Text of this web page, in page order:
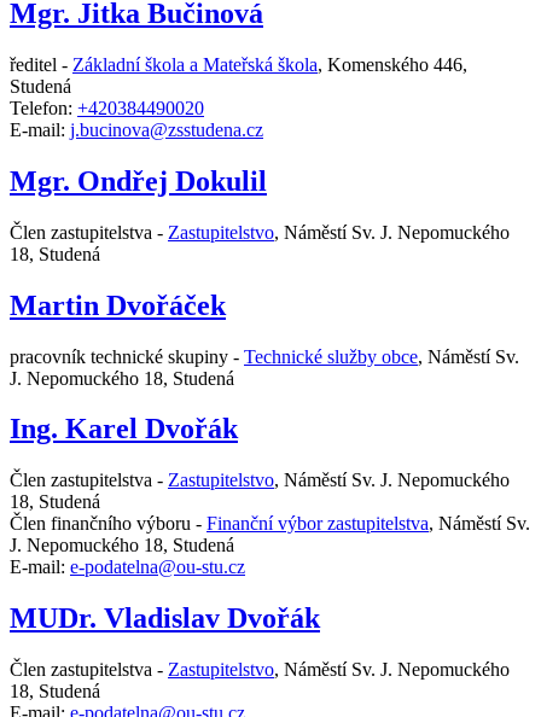
Mgr. Jitka Bučinová
ředitel - Základní škola a Mateřská škola, Komenského 446,
Studená
Telefon: +420384490020
E-mail: j.bucinova@zsstudena.cz
Mgr. Ondřej Dokulil
Člen zastupitelstva - Zastupitelstvo, Náměstí Sv. J. Nepomuckého
18, Studená
Martin Dvořáček
pracovník technické skupiny - Technické služby obce, Náměstí Sv.
J. Nepomuckého 18, Studená
Ing. Karel Dvořák
Člen zastupitelstva - Zastupitelstvo, Náměstí Sv. J. Nepomuckého
18, Studená
Člen finančního výboru - Finanční výbor zastupitelstva, Náměstí Sv.
J. Nepomuckého 18, Studená
E-mail: e-podatelna@ou-stu.cz
MUDr. Vladislav Dvořák
Člen zastupitelstva - Zastupitelstvo, Náměstí Sv. J. Nepomuckého
18, Studená